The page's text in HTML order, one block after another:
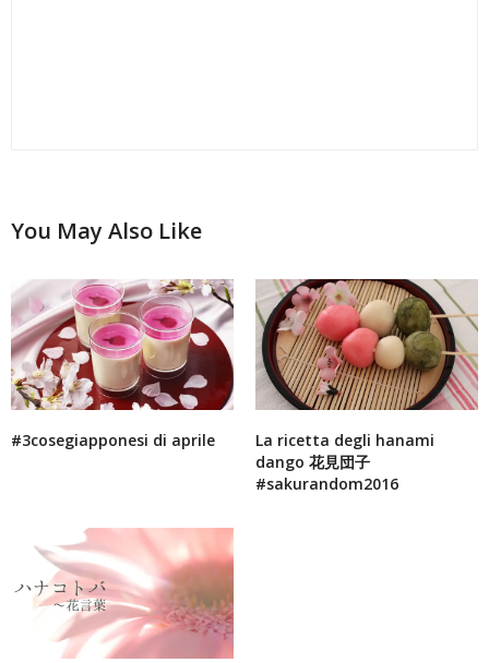
You May Also Like
#3cosegiapponesi di aprile
La ricetta degli hanami
dango 花見団子
#sakurandom2016